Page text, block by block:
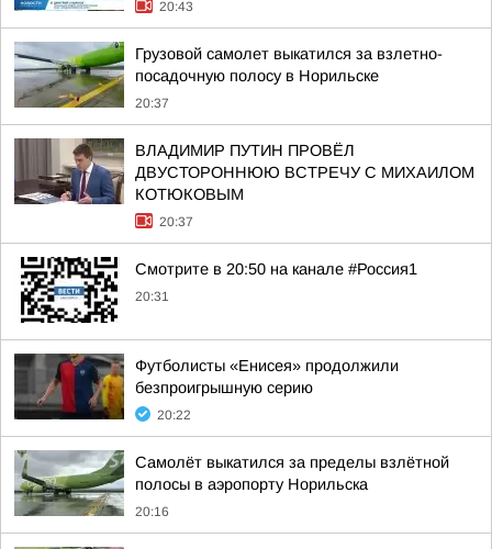
20:43
Грузовой самолет выкатился за взлетно-
посадочную полосу в Норильске
20:37
ВЛАДИМИР ПУТИН ПРОВЁЛ
ДВУСТОРОННЮЮ ВСТРЕЧУ С МИХАИЛОМ
КОТЮКОВЫМ
20:37
Смотрите в 20:50 на канале #Россия1
20:31
Футболисты «Енисея» продолжили
безпроигрышную серию
20:22
Самолёт выкатился за пределы взлётной
полосы в аэропорту Норильска
20:16